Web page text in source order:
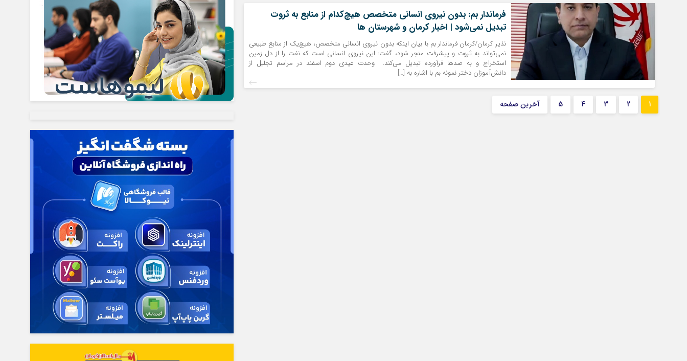
فرماندار بم: بدون نیروی انسانی متخصص هیچ‌کدام از منابع به ثروت
تبدیل نمی‌شود | اخبار کرمان و شهرستان ها
نذیر کرمان/کرمان فرماندار بم با بیان اینکه بدون نیروی انسانی متخصص، هیچ‌یک از منابع طبیعی
نمی‌تواند به ثروت و پیشرفت منجر شود، گفت: این نیروی انسانی است که نفت را از دل زمین
استخراج و به صدها فرآورده تبدیل می‌کند. وحدت عیدی دوم اسفند در مراسم تجلیل از
دانش‌آموزان دختر نمونه بم با اشاره به […]
1
2
3
4
5 آخرین صفحه